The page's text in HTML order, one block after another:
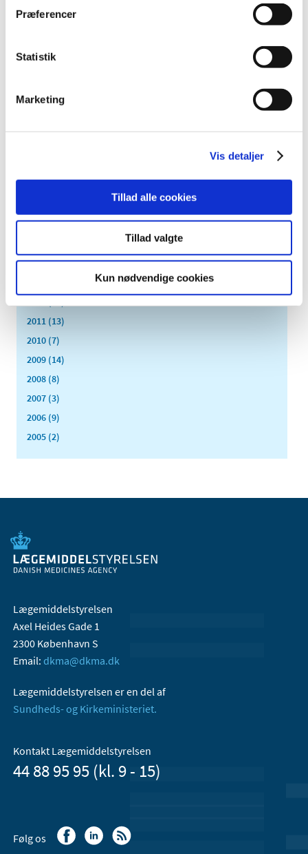
Præferencer
Statistik
Marketing
Vis detaljer
Tillad alle cookies
Tillad valgte
Kun nødvendige cookies
november (1)
august (1)
juni (4)
april (5)
2016 (48)
2014 (44)
2011 (13)
2010 (7)
2009 (14)
2008 (8)
2007 (3)
2006 (9)
2005 (2)
Lægemiddelstyrelsen
Axel Heides Gade 1
2300 København S
Email: dkma@dkma.dk
Lægemiddelstyrelsen er en del af
Sundheds- og Kirkeministeriet.
Kontakt Lægemiddelstyrelsen
44 88 95 95 (kl. 9 - 15)
Følg os